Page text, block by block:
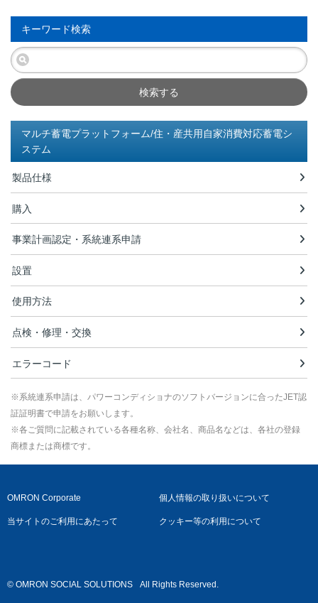
キーワード検索
検索する
マルチ蓄電プラットフォーム/住・産共用自家消費対応蓄電シ
ステム
製品仕様
購入
事業計画認定・系統連系申請
設置
使用方法
点検・修理・交換
エラーコード
※系統連系申請は、パワーコンディショナのソフトバージョンに合ったJET認
証証明書で申請をお願いします。
※各ご質問に記載されている各種名称、会社名、商品名などは、各社の登録
商標または商標です。
OMRON Corporate 個人情報の取り扱いについて
当サイトのご利用にあたって クッキー等の利用について
© OMRON SOCIAL SOLUTIONS All Rights Reserved.